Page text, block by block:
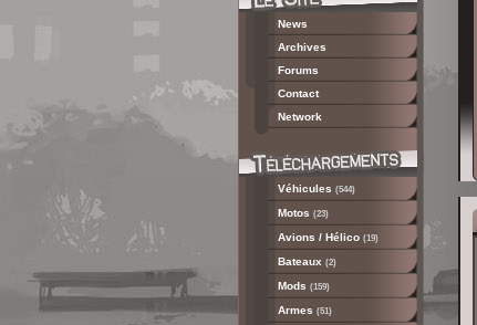
News
Archives
Forums
Contact
Network
Véhicules (544)
Motos (23)
Avions / Hélico (19)
Bateaux (2)
Mods (159)
Armes (51)